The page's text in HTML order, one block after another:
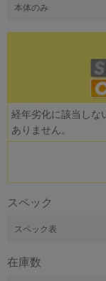
本体のみ
経年劣化に該当しな
ありません。
スペック
スペック表
在庫数
OSの絞り込み
容量
モニタサイズ